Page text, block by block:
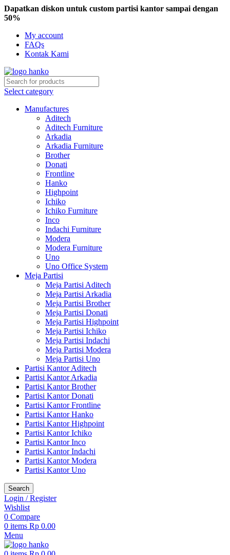
Dapatkan diskon untuk custom partisi kantor sampai dengan
50%
My account
FAQs
Kontak Kami
Select category
Manufactures
Aditech
Aditech Furniture
Arkadia
Arkadia Furniture
Brother
Donati
Frontline
Hanko
Highpoint
Ichiko
Ichiko Furniture
Inco
Indachi Furniture
Modera
Modera Furniture
Uno
Uno Office System
Meja Partisi
Meja Partisi Aditech
Meja Partisi Arkadia
Meja Partisi Brother
Meja Partisi Donati
Meja Partisi Highpoint
Meja Partisi Ichiko
Meja Partisi Indachi
Meja Partisi Modera
Meja Partisi Uno
Partisi Kantor Aditech
Partisi Kantor Arkadia
Partisi Kantor Brother
Partisi Kantor Donati
Partisi Kantor Frontline
Partisi Kantor Hanko
Partisi Kantor Highpoint
Partisi Kantor Ichiko
Partisi Kantor Inco
Partisi Kantor Indachi
Partisi Kantor Modera
Partisi Kantor Uno
Search
Login / Register
Wishlist
0 Compare
0 items Rp 0.00
Menu